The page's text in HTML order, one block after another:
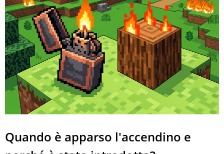
Quando è apparso l'accendino e